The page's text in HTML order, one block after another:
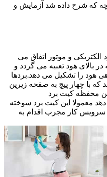
که شرح داده شد آزمایش و
و موتور اتفاق می
بالای هود تعبیه می گردد و
هود را تشکیل می دهد.بردها
که با چهار پیچ به صفحه زیرین
محفظه کیت برد
معمولا این کیت برد سوخته
سرویس کار مجرب اقدام به